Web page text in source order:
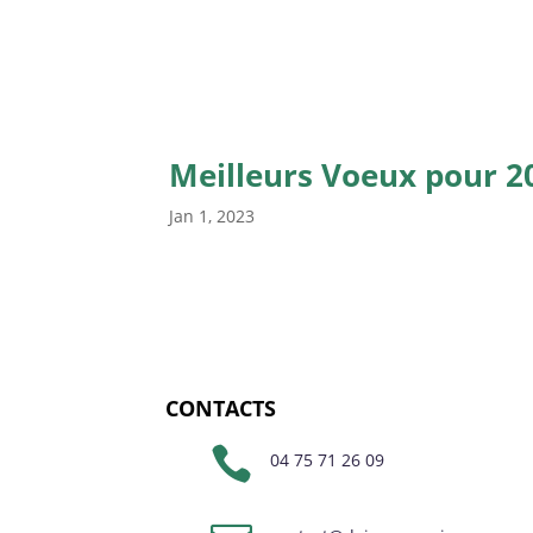
Meilleurs Voeux pour
Jan 1, 2023
CONTACTS
 04 75 71 26 09